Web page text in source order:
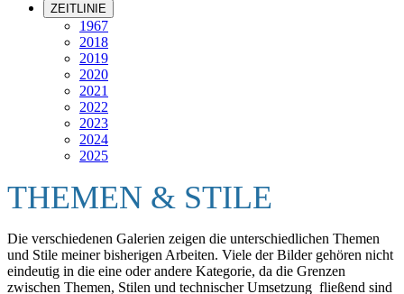
ZEITLINIE
1967
2018
2019
2020
2021
2022
2023
2024
2025
THEMEN & STILE
Die verschiedenen Galerien zeigen die unterschiedlichen Themen
und Stile meiner bisherigen Arbeiten. Viele der Bilder gehören nicht
eindeutig in die eine oder andere Kategorie, da die Grenzen
zwischen Themen, Stilen und technischer Umsetzung fließend sind